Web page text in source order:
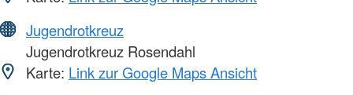
Jugendrotkreuz
Jugendrotkreuz Rosendahl
Karte: Link zur Google Maps Ansicht